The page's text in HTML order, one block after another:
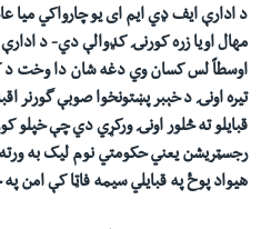
د ادارې ایف ډي ایم اییو چارواکي میا
مهال اویا زره کورنۍ کډوالې دي-د
اوسطاً لس کسان وي دغه شان دا وخت د
تیره اونۍد خېبر پښتونخوا صوبې گورنر
قبایلو ته څلور اونۍ ورکړي دي چې خپلو
رجسټریشن یعني حکومتي نوم ليک به
هیواد پوځ په قبايلي سيمه فاټا کې امن